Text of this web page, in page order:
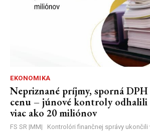
EKONOMIKA
Nepriznané príjmy, sporná
cenu – júnové kontroly odhalili
viac ako 20 miliónov
FS SR |MM| Kontrolóri finančnej správy ukončili